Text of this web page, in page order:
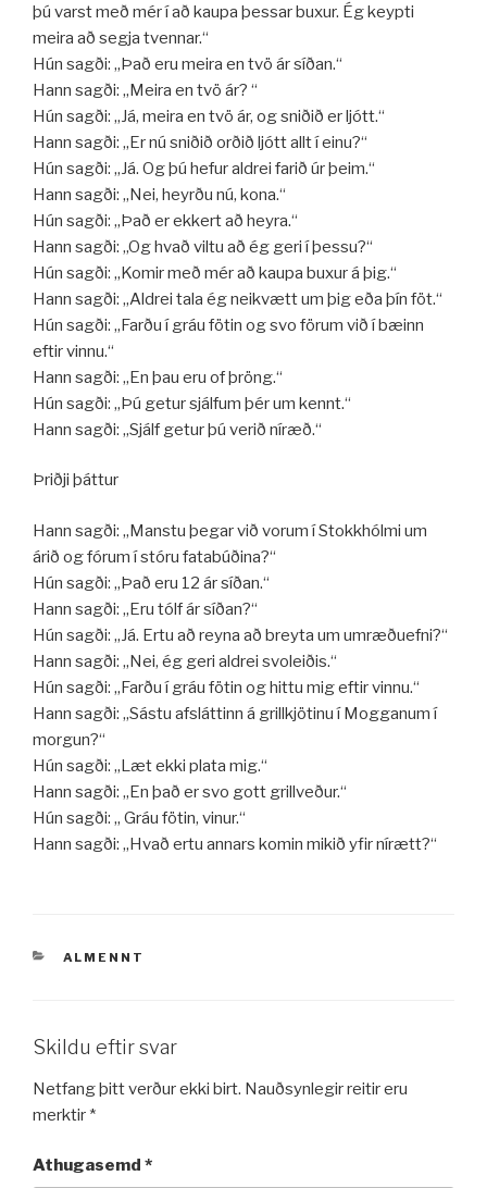
þú varst með mér í að kaupa þessar buxur. Ég keypti
meira að segja tvennar.“
Hún sagði: „Það eru meira en tvö ár síðan.“
Hann sagði: „Meira en tvö ár? “
Hún sagði: „Já, meira en tvö ár, og sniðið er ljótt.“
Hann sagði: „Er nú sniðið orðið ljótt allt í einu?“
Hún sagði: „Já. Og þú hefur aldrei farið úr þeim.“
Hann sagði: „Nei, heyrðu nú, kona.“
Hún sagði: ,,Það er ekkert að heyra.“
Hann sagði: ,,Og hvað viltu að ég geri í þessu?“
Hún sagði: „Komir með mér að kaupa buxur á þig.“
Hann sagði: „Aldrei tala ég neikvætt um þig eða þín föt.“
Hún sagði: „Farðu í gráu fötin og svo förum við í bæinn
eftir vinnu.“
Hann sagði: „En þau eru of þröng.“
Hún sagði: „Þú getur sjálfum þér um kennt.“
Hann sagði: „Sjálf getur þú verið níræð.“
Þriðji þáttur
Hann sagði: „Manstu þegar við vorum í Stokkhólmi um
árið og fórum í stóru fatabúðina?“
Hún sagði: „Það eru 12 ár síðan.“
Hann sagði: „Eru tólf ár síðan?“
Hún sagði: „Já. Ertu að reyna að breyta um umræðuefni?“
Hann sagði: „Nei, ég geri aldrei svoleiðis.“
Hún sagði: „Farðu í gráu fötin og hittu mig eftir vinnu.“
Hann sagði: „Sástu afsláttinn á grillkjötinu í Mogganum í
morgun?“
Hún sagði: „Læt ekki plata mig.“
Hann sagði: „En það er svo gott grillveður.“
Hún sagði: „ Gráu fötin, vinur.“
Hann sagði: „Hvað ertu annars komin mikið yfir nírætt?“
VÖRUFLOKKAR
ALMENNT
Skildu eftir svar
Netfang þitt verður ekki birt. Nauðsynlegir reitir eru
merktir *
Athugasemd *